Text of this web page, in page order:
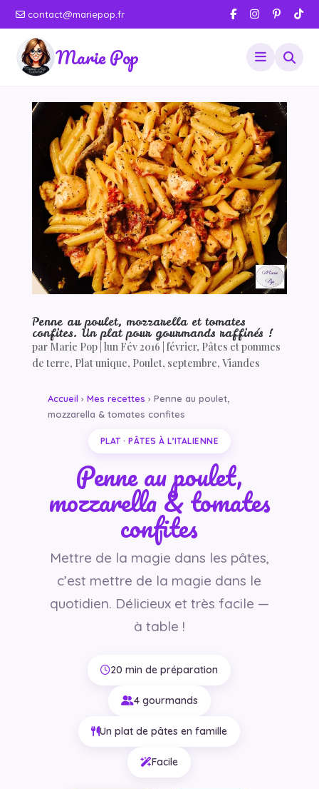
contact@mariepop.fr
Marie Pop
Penne au poulet, mozzarella et tomates
confites. Un plat pour gourmands raffinés !
par Marie Pop| lun Fév 2016 février, Pâtes et pommes
de terre, Plat unique, Poulet, septembre, Viandes
Accueil › Mes recettes › Penne au poulet,
mozzarella & tomates confites
PLAT · PÂTES À L’ITALIENNE
Penne au poulet,
mozzarella & tomates
confites
Mettre de la magie dans les pâtes,
c’est mettre de la magie dans le
quotidien. Délicieux et très facile —
à table !
20 min de préparation
4 gourmands
Un plat de pâtes en famille
Facile